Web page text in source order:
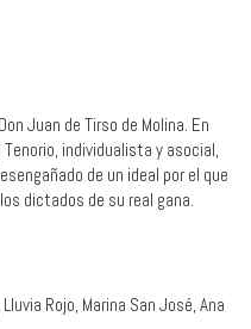
Juan de Tirso de Molina. En
individualista y asocial,
de un ideal por el que
dictados de su real gana.
Rojo, Marina San José, Ana